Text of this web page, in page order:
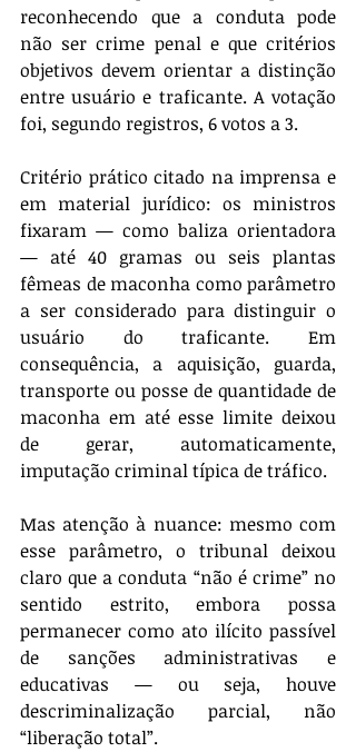
reconhecendo que a conduta pode
não ser crime penal e que critérios
objetivos devem orientar a distinção
entre usuário e traficante. A votação
foi, segundo registros, 6 votos a 3.
Critério prático citado na imprensa e
em material jurídico: os ministros
fixaram — como baliza orientadora
— até 40 gramas ou seis plantas
fêmeas de maconha como parâmetro
a ser considerado para distinguir o
usuário do traficante. Em
consequência, a aquisição, guarda,
transporte ou posse de quantidade de
maconha em até esse limite deixou
de gerar, automaticamente,
imputação criminal típica de tráfico.
Mas atenção à nuance: mesmo com
esse parâmetro, o tribunal deixou
claro que a conduta “não é crime” no
sentido estrito, embora possa
permanecer como ato ilícito passível
de sanções administrativas e
educativas — ou seja, houve
descriminalização parcial, não
“liberação total”.